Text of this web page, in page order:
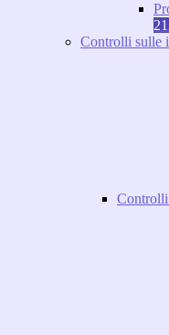
Controlli sulle
Controlli